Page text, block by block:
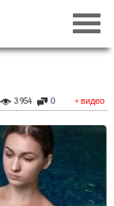
+ видео
0
3 954